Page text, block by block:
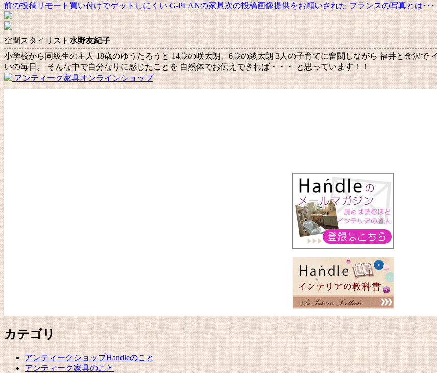
投
稿
ナ
ビ
ゲ
ー
シ
前の投稿リモート買い付けでゲットしにくい G-PLANの家具次の投稿画像提供をお願いされた フランスの写真とは･･･
空間スタイリスト水野友紀子
小学校から同級生の主人 18歳のゆうたろうと 14歳の咲太朗、6歳の綾太朗 3人の子育てに奮闘しながら 福井と金沢
いの毎日。 そんな中で自分なりに感じたことを 自然体でお伝えできれば・・・ と思っています！！
アンティーク家具オンラインショップ
カテゴリ
アンティークショップHandleのこと
アンティーク家具のこと